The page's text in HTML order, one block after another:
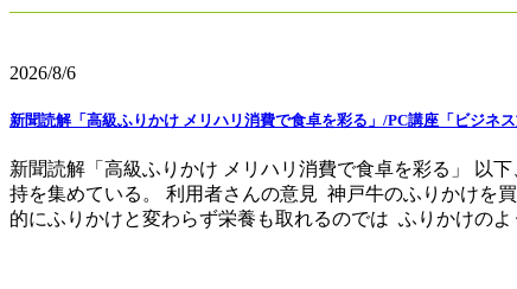
2026/8/6
新聞読解「高級ふりかけ メリハリ消費で食卓を彩る」/PC講座「ビジネス
新聞読解「高級ふりかけ メリハリ消費で食卓を彩る」 以
持を集めている。 利用者さんの意見 神戸牛のふりかけを
的にふりかけと変わらず栄養も取れるのでは ふりかけの